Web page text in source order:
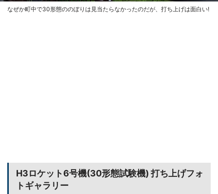
なぜか町中で30形態ののぼりは見当たらなかったのだが、打ち上げは面白い!
H3ロケット6号機(30形態試験機) 打ち上げフォ
トギャラリー